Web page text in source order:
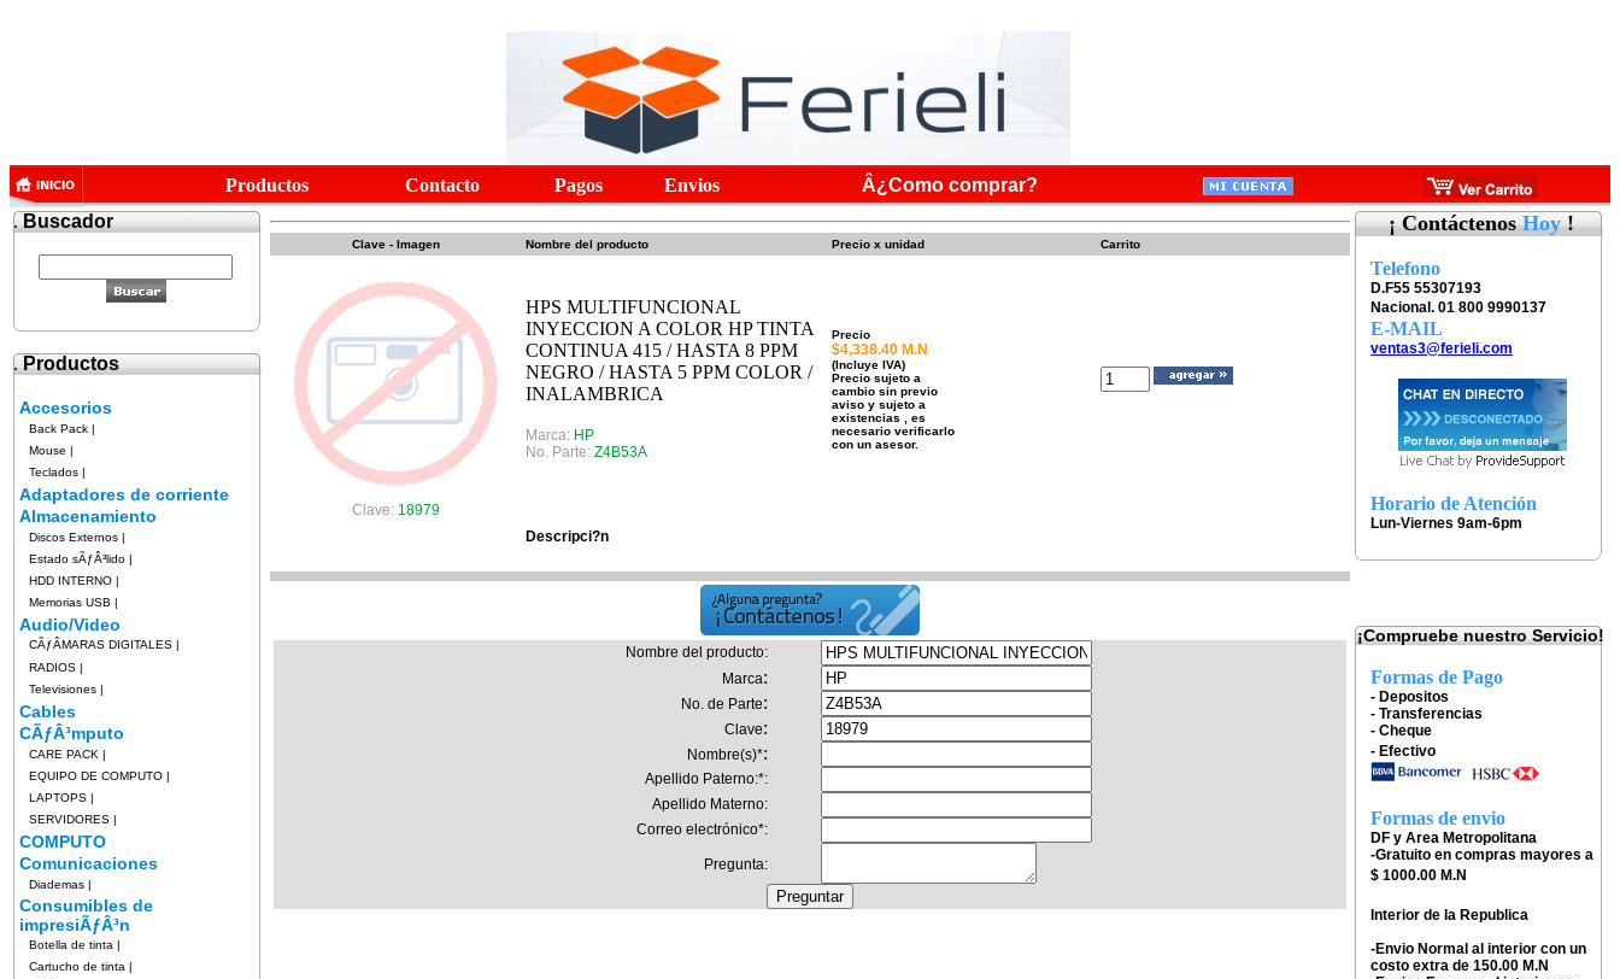
Productos Contacto Pagos Envios
Â¿Como comprar?
.Buscador
.Productos
Accesorios
Back Pack |
Mouse |
Teclados |
Adaptadores de corriente
Almacenamiento
Discos Externos |
Estado sÃƒÂ³lido |
HDD INTERNO |
Memorias USB |
Audio/Video
CÃƒÂMARAS DIGITALES |
RADIOS |
Televisiones |
Cables
CÃƒÂ³mputo
CARE PACK |
EQUIPO DE COMPUTO |
LAPTOPS |
SERVIDORES |
COMPUTO
Comunicaciones
Diademas |
Consumibles de
impresiÃƒÂ³n
Botella de tinta |
Cartucho de tinta |
Clave - Imagen Nombre del producto Precio x unidad Carrito
Clave: 18979
HPS MULTIFUNCIONAL
INYECCION A COLOR HP TINTA
CONTINUA 415 / HASTA 8 PPM
NEGRO / HASTA 5 PPM COLOR /
INALAMBRICA
Marca: HP
No. Parte: Z4B53A
Precio
$4,338.40 M.N
(Incluye IVA)
Precio sujeto a
cambio sin previo
aviso y sujeto a
existencias , es
necesario verificarlo
con un asesor.
Descripci?n
Nombre del producto:
Marca:
No. de Parte:
Clave:
Nombre(s)*:
Apellido Paterno:*:
Apellido Materno:
Correo electrónico*:
Pregunta:
¡ ContáctenosHoy!
Telefono
D.F55 55307193
Nacional. 01 800 9990137
E-MAIL
ventas3@ferieli.com
Horario de Atención
Lun-Viernes 9am-6pm
¡Compruebe nuestro Servicio!
Formas de Pago
- Depositos
- Transferencias
- Cheque
- Efectivo
Formas de envio
DF y Area Metropolitana
-Gratuito en compras mayores a
$ 1000.00 M.N
Interior de la Republica
-Envio Normal al interior con un
costo extra de 150.00 M.N